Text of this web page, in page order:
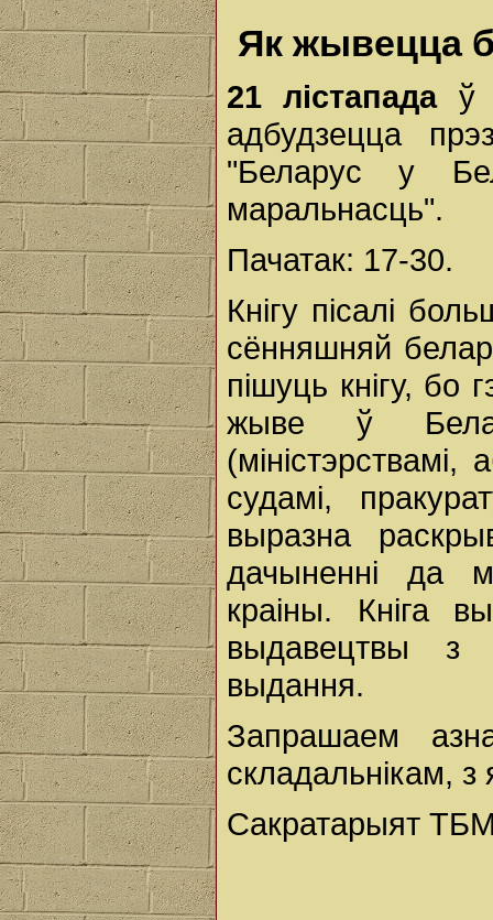
Як жывецца
21 лістападаў
адбудзецца
"Беларус у
маральнасць".
Пачатак: 17-30.
Кнігу пісалі
сённяшняй
пішуць кнігу, бо
жыве ў
судамі,
выразна
дачыненні да
краіны. Кніга
выдавецтвы з
выдання.
Запрашаем
складальнікам, з
Сакратарыят